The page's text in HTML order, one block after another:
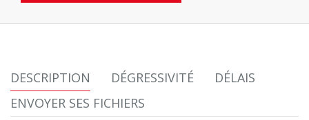
DESCRIPTION DÉGRESSIVITÉ
DÉLAIS
ENVOYER SES FICHIERS